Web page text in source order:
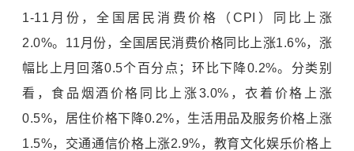
1-11月份，全国居民消费价格（CPI）同比上涨
2.0%。11月份，全国居民消费价格同比上涨1.6%，涨
幅比上月回落0.5个百分点；环比下降0.2%。分类别
看，食品烟酒价格同比上涨3.0%，衣着价格上涨
0.5%，居住价格下降0.2%，生活用品及服务价格上涨
1.5%，交通通信价格上涨2.9%，教育文化娱乐价格上